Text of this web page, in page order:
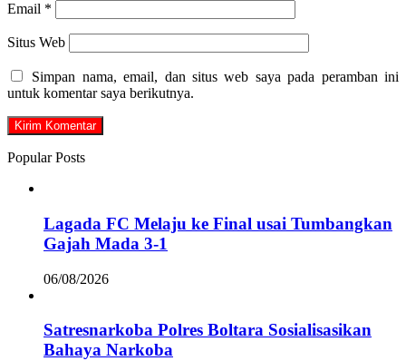
Email *
Situs Web
Simpan nama, email, dan situs web saya pada peramban ini
untuk komentar saya berikutnya.
Popular Posts
Lagada FC Melaju ke Final usai Tumbangkan
Gajah Mada 3-1
06/08/2026
Satresnarkoba Polres Boltara Sosialisasikan
Bahaya Narkoba